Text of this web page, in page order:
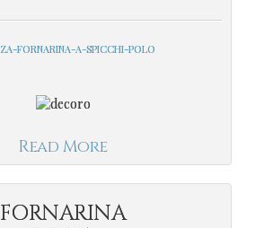
Read More
FORNARINA